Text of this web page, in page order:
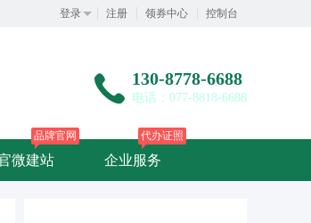
登录 注册 领券中心 控制台
130-8778-6688
电话：077-8818-6688
微建站
品牌官网
企业服务
代办证照